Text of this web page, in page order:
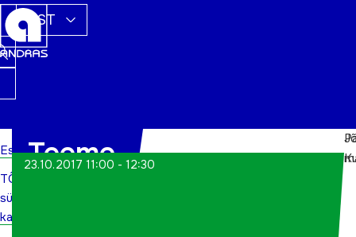
EST
Esileht
TÕN
sündmuste
kalender
Teeme
23.10.2017 11:00 - 12:30